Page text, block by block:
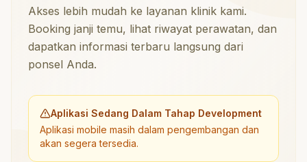
Akses lebih mudah ke layanan klinik kami.
Booking janji temu, lihat riwayat perawatan, dan
dapatkan informasi terbaru langsung dari
ponsel Anda.
Aplikasi Sedang Dalam Tahap Development
Aplikasi mobile masih dalam pengembangan dan
akan segera tersedia.